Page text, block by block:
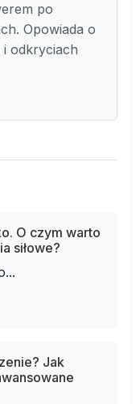
po
Opowiada o
odkryciach
O czym warto
siłowe?
Jak